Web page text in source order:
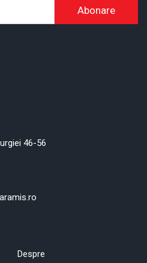
Abonare
46-56
Despre